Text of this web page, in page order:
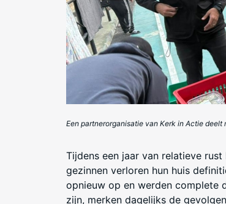
Een partnerorganisatie van Kerk in Actie deelt
Tijdens een jaar van relatieve
gezinnen verloren hun huis
opnieuw op en werden complete
zijn, merken dagelijks de